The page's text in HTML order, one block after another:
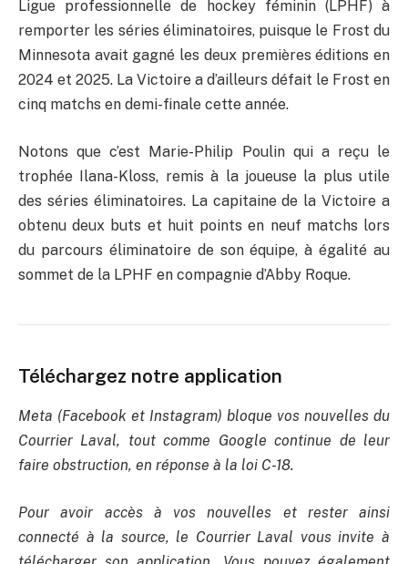
Ligue professionnelle de hockey féminin (LPHF) à
remporter les séries éliminatoires, puisque le Frost du
Minnesota avait gagné les deux premières éditions en
2024 et 2025. La Victoire a d’ailleurs défait le Frost en
cinq matchs en demi-finale cette année.
Notons que c’est Marie-Philip Poulin qui a reçu le
trophée Ilana-Kloss, remis à la joueuse la plus utile
des séries éliminatoires. La capitaine de la Victoire a
obtenu deux buts et huit points en neuf matchs lors
du parcours éliminatoire de son équipe, à égalité au
sommet de la LPHF en compagnie d’Abby Roque.
Téléchargez notre application
Meta (Facebook et Instagram) bloque vos nouvelles du
Courrier Laval, tout comme Google continue de leur
faire obstruction, en réponse à la loi C-18.
Pour avoir accès à vos nouvelles et rester ainsi
connecté à la source, le Courrier Laval vous invite à